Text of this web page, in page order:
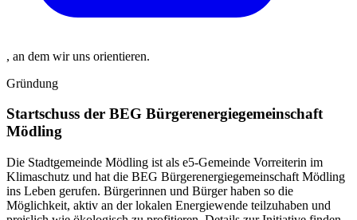
, an dem wir uns orientieren.
Gründung
Startschuss der BEG Bürgerenergiegemeinschaft
Mödling
Die Stadtgemeinde Mödling ist als e5-Gemeinde Vorreiterin im
Klimaschutz und hat die BEG Bürgerenergiegemeinschaft Mödling
ins Leben gerufen. Bürgerinnen und Bürger haben so die
Möglichkeit, aktiv an der lokalen Energiewende teilzuhaben und